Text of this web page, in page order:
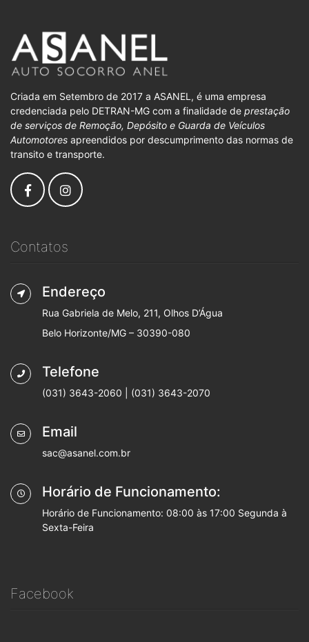
Criada em Setembro de 2017 a ASANEL, é uma empresa
credenciada pelo DETRAN-MG com a finalidade de prestação
de serviços de Remoção, Depósito e Guarda de Veículos
Automotores apreendidos por descumprimento das normas de
transito e transporte.
Contatos
Endereço
Rua Gabriela de Melo, 211, Olhos D’Água
Belo Horizonte/MG – 30390-080
Telefone
(031) 3643-2060 | (031) 3643-2070
Email
sac@asanel.com.br
Horário de Funcionamento:
Horário de Funcionamento: 08:00 às 17:00 Segunda à
Sexta-Feira
Facebook